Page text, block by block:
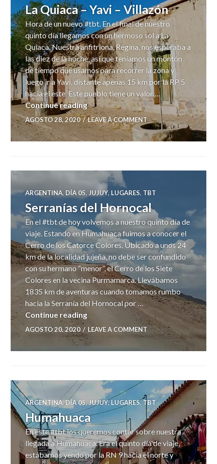
La Quiaca – Yavi – Villazón
Hora de un nuevo #tbt. En el final de nuestro
quinto día llegamos con un hermoso sol a La
Quiaca. Nuestra anfitriona, Regina, nos esperaba a
las diez de la noche, así que teníamos un montón
de tiempo que usamos para recorrer la zona y
luego ir a Yavi, distante apenas 15 km por la RP 5
hacia el este. Este pueblo tiene un valor …
Continue readingLa Quiaca – Yavi – Villazón
AGOSTO 28, 2020 LEAVE A COMMENT
ARGENTINA,DÍA 05, JUJUY, LUGARES, TBT
Serranías del Hornocal
En el #tbt de hoy volvemos a nuestro quinto día de
viaje. Estando en Humahuaca fuimos a conocer el
Cerro de los Catorce Colores. Ubicado a unos 24
km de la localidad jujeña, no debe ser confundido
con su hermano “menor”, el Cerro de los Siete
Colores en la vecina Purmamarca. Llevábamos
1835 km de aventuras cuando tomamos rumbo
hacia la Serranía del Hornocal por …
Continue readingSerranías del Hornocal
AGOSTO 20, 2020 LEAVE A COMMENT
ARGENTINA,DÍA 05,JUJUY, LUGARES, TBT
Humahuaca
En este #tbt los queremos contar sobre nuestra
llegada a Humahuaca. Era el quinto día de viaje,
estábamos yendo por la RN 9 hacia el norte y